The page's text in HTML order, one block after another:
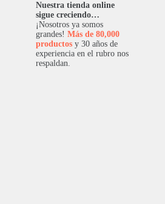
Nuestra tienda online
sigue creciendo…
¡Nosotros ya somos
grandes!Más de 80,000
productos y 30 años de
experiencia en el rubro nos
respaldan.